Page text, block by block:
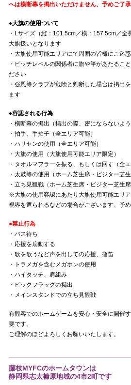
へは横断幕を掲出いただけません、予めご了承
●大旗の使用ついて
・Lサイズ（縦：101.5cm／横：157.5cm／
大旗扱いとなります
・大旗使用可能エリアにて周囲の皆様にご迷
・ピッチレベルの関係者に旗や竿があたるこ
ださい
・強風等クラブが危険と判断した場合は掲出
ます
●容認される行為
・横断幕の掲出（掲出の際、密にならないよ
・拍手、手拍子（全エリア可能）
・ハリセンの使用（全エリア可能）
・大旗の使用（大旗使用可能エリア限定）
・タオルマフラーを振る、もしくは回す（全エ
・太鼓等の使用（ホーム芝生席・ビジター芝生
・立ち見観戦（ホーム芝生席・ビジター芝生席
※大旗の使用容認にあたり大旗使用可能エリ
視界を遮られるなどの場合がございます、予
●禁止行為
・バス待ち
・応援を扇動する
・歌を歌うなど声を出しての応援、指笛
・トラメガを含むメガホンの使用
・ハイタッチ、肩組み
・ビックフラッグの掲出
・メインスタンドでの立ち見観戦
有観客でのホームゲームを安心・安全に開催
要です。
ご理解のほどよろしくお願いいたします。
藤枝MYFCのホームタウンは
静岡県志太榛原地域の4市2町です